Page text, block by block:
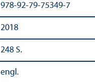
978-92-79-75349-7
2018
248 S.
engl.